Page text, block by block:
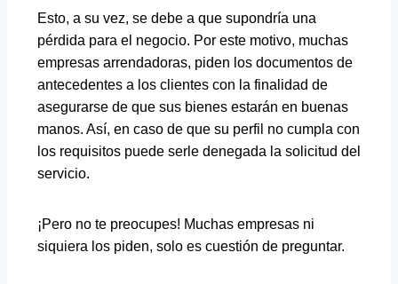
Esto, a su vez, se debe a que supondría una
pérdida para el negocio. Por este motivo, muchas
empresas arrendadoras, piden los documentos de
antecedentes a los clientes con la finalidad de
asegurarse de que sus bienes estarán en buenas
manos. Así, en caso de que su perfil no cumpla con
los requisitos puede serle denegada la solicitud del
servicio.
¡Pero no te preocupes! Muchas empresas ni
siquiera los piden, solo es cuestión de preguntar.